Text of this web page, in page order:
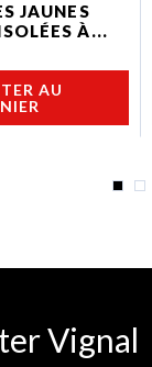
JAUNES
À...
AU
Vignal